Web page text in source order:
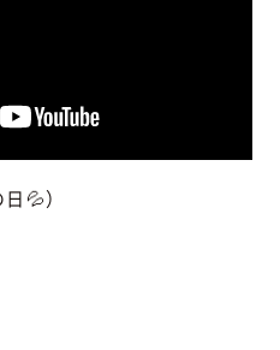
💦）